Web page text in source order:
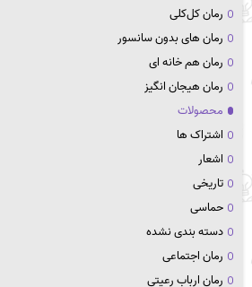
رمان کل‌کلی
رمان های بدون سانسور
رمان هم خانه ای
رمان هیجان انگیز
محصولات
اشتراک ها
اشعار
تاریخی
حماسی
دسته بندی نشده
رمان اجتماعی
رمان ارباب رعیتی